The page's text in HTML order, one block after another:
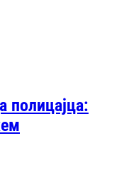
полицајца: